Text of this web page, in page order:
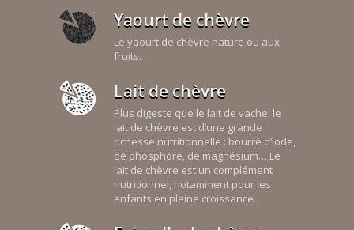
Yaourt de chèvre
Le yaourt de chèvre nature ou aux
fruits.
Lait de chèvre
Plus digeste que le lait de vache, le
lait de chèvre est d’une grande
richesse nutritionnelle : bourré d’iode,
de phosphore, de magnésium… Le
lait de chèvre est un complément
nutritionnel, notamment pour les
enfants en pleine croissance.